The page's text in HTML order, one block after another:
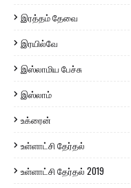
இரத்தம் தேவை
இரயில்வே
இஸ்லாமிய பேச்சு
இஸ்லாம்
உக்ரைன்
உள்ளாட்சி தேர்தல்
உள்ளாட்சி தேர்தல் 2019